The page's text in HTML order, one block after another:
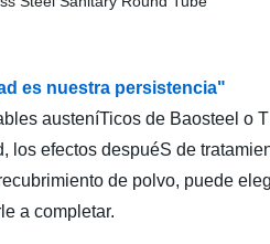
es nuestra persistencia"
austeníTicos de Baosteel o
los efectos despuéS de
de polvo, puede
a completar.